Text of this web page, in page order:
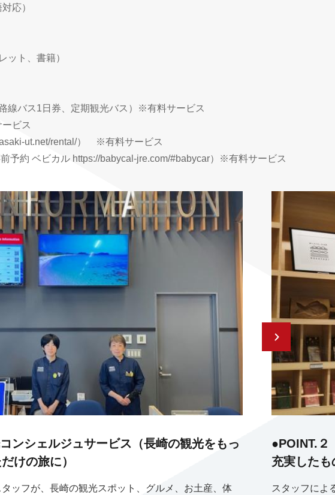
応）
ト、書籍）
線バス1日券、定期観光バス）※有料サービス
ビス
ut.net/rental/） ※有料サービス
予約 ベビカル https://babycal-jre.com/#babycar）※有料サービス
ンシェルジュサービス（長崎の観光をもっ
けの旅に）
ッフが、長崎の観光スポット、グルメ、お土産、体
●POINT.
充実したも
スタッフによ